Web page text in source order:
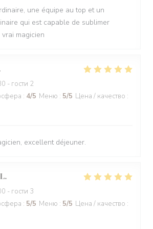
une équipe au top et un
qui est capable de sublimer
vrai magicien
- гости 2
: 4/5 Меню : 5/5 Цена / качество :
excellent déjeuner.
L
- гости 3
: 5/5 Меню : 5/5 Цена / качество :